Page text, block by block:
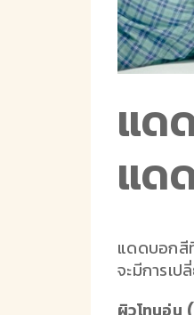
แด
แด
แดดบอกสี
จะมีการเ
ผิวโทนอุ่